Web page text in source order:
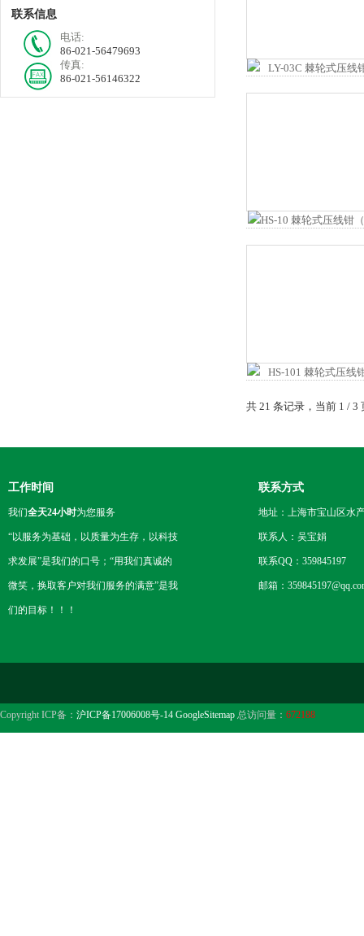
联系信息
电话:
86-021-56479693
传真:
86-021-56146322
共 21 条记录，当前 1 /
工作时间
我们全天24小时为您服务
“以服务为基础，以质量为生存，以科技
求发展”是我们的口号；“用我们真诚的
微笑，换取客户对我们服务的满意”是我
们的目标！！！
联系方式
地址：上海市宝山区水
联系人：吴宝娟
联系QQ：359845197
邮箱：
Copyright ICP备： 沪ICP备17006008号-14 GoogleSitemap 总访问量： 672188